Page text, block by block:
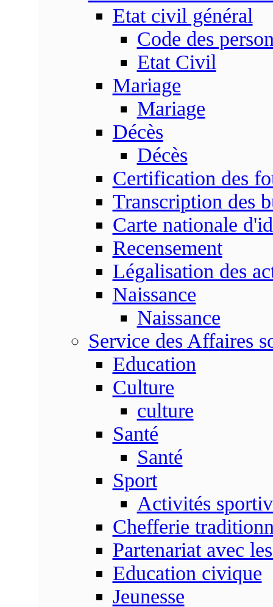
Etat civil général
Code des
Etat Civil
Mariage
Mariage
Décès
Décès
Certification des
Transcription des
Carte nationale
Recensement
Légalisation des
Naissance
Naissance
Service des Affaires
Education
Culture
culture
Santé
Santé
Sport
Activités
Chefferie
Partenariat avec
Education civique
Jeunesse